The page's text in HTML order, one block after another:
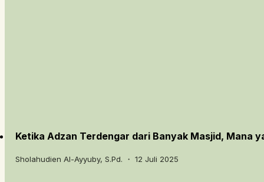
Ketika Adzan Terdengar dari Banyak Masjid, Mana
Sholahudien Al-Ayyuby, S.Pd. ・ 12 Juli 2025